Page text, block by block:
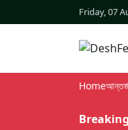
Friday, 07
Home
Breaking